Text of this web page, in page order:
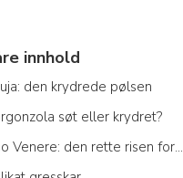
innhold
den krydrede pølsen
søt eller krydret?
Venere: den rette risen for...